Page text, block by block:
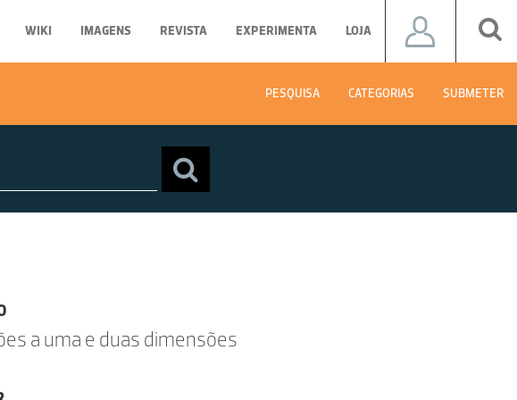
WIKI IMAGENS REVISTA EXPERIMENTA LOJA
PESQUISA CATEGORIAS SUBMETER
a uma e duas dimensões